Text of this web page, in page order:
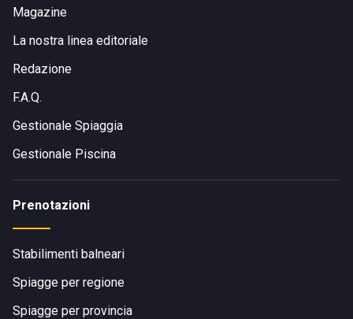
Magazine
La nostra linea editoriale
Redazione
F.A.Q.
Gestionale Spiaggia
Gestionale Piscina
Prenotazioni
Stabilimenti balneari
Spiagge per regione
Spiagge per provincia